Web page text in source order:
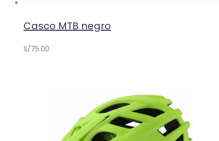
Casco MTB negro
S/75.00